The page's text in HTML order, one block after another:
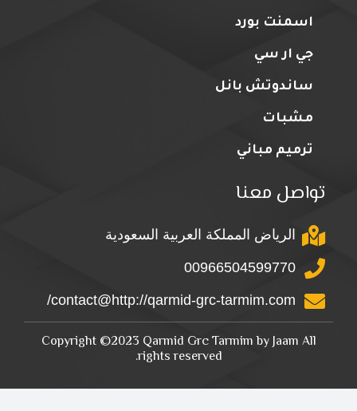
اسمنت بورد
جي ار سي
ساندوتش بانل
مشبات
ترميم مباني
تواصل معنا
الرياض المملكة العربية السعودية
00966504599770
contact@http://qarmid-grc-tarmim.com/
Copyright ©2023 Qarmid Grc Tarmim by Jaam All
rights reserved.